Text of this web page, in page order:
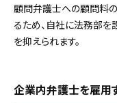
顧問弁護士への顧問料
るため、自社に法務部を
を抑えられます。
企業内弁護士を雇用